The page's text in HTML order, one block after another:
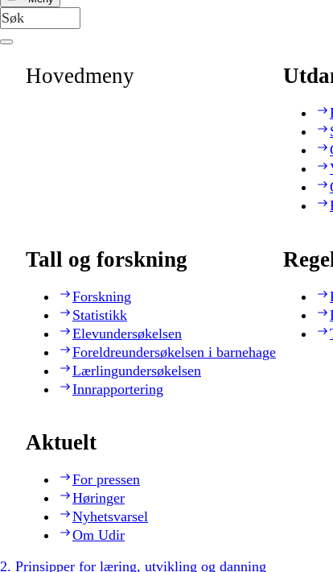
Hovedmeny
Tall og forskning
Forskning
Statistikk
Elevundersøkelsen
Foreldreundersøkelsen i barnehage
Lærlingundersøkelsen
Innrapportering
Aktuelt
For pressen
Høringer
Nyhetsvarsel
Om Udir
2. Prinsipper for læring, utvikling og danning